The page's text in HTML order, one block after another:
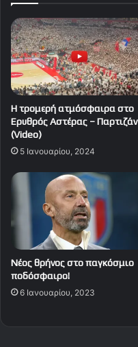
Η τρομερή ατμόσφαιρα στο
Ερυθρός Αστέρας – Παρτιζάν
(Video)
5 Ιανουαρίου, 2024
Νέος θρήνος στο παγκόσμιο
ποδόσφαιρο!
6 Ιανουαρίου, 2023